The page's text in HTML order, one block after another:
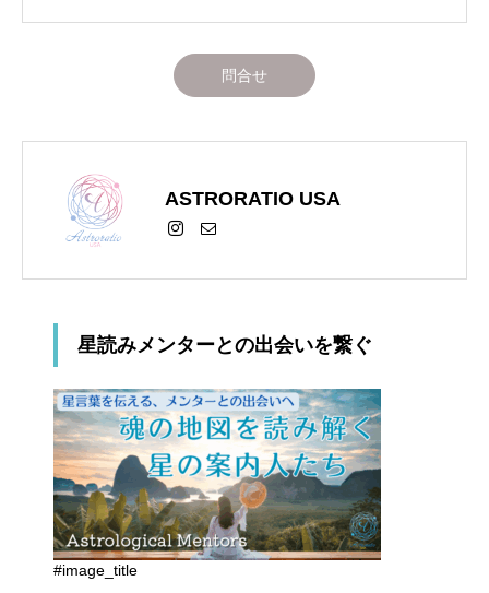
問合せ
ASTRORATIO USA
星読みメンターとの出会いを繋ぐ
#image_title